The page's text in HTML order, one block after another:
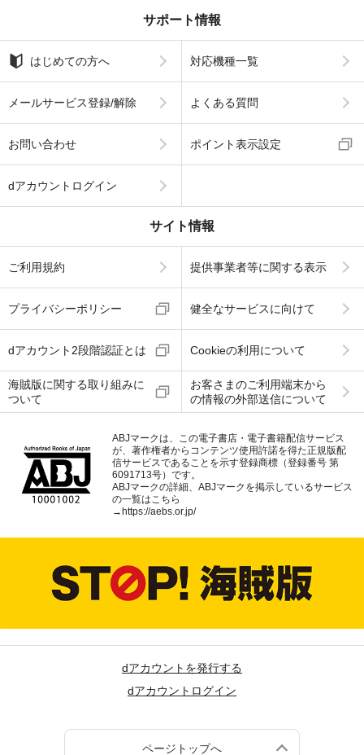
サポート情報
はじめての方へ 対応機種一覧
メールサービス登録/解除 よくある質問
お問い合わせ ポイント表示設定
dアカウントログイン
サイト情報
ご利用規約 提供事業者等に関する表示
プライバシーポリシー 健全なサービスに向けて
dアカウント2段階認証とは Cookieの利用について
海賊版に関する取り組みに
ついて
お客さまのご利用端末から
の情報の外部送信について
ABJマークは、この電子書店・電子書籍配信サービス
が、著作権者からコンテンツ使用許諾を得た正規版配
信サービスであることを示す登録商標（登録番号 第
6091713号）です。
ABJマークの詳細、ABJマークを掲示しているサービス
の一覧はこちら
→https://aebs.or.jp/
dアカウントを発行する
dアカウントログイン
ページトップへ